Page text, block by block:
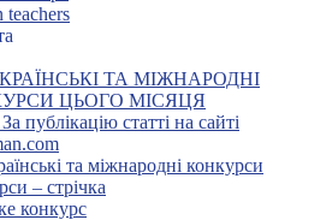
teachers
ТА МІЖНАРОДНІ
ЦЬОГО МІСЯЦЯ
публікацію статті на сайті
та міжнародні конкурси
– стрічка
конкурс